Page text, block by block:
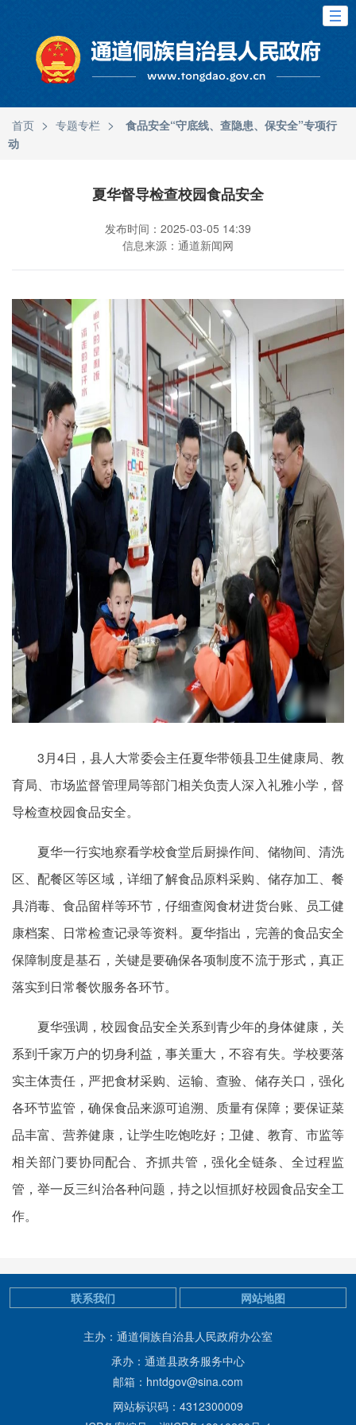
首页 > 专题专栏 >
食品安全“守底线、查隐患、保安全”专项行
动
夏华督导检查校园食品安全
发布时间：2025-03-05 14:39
信息来源：通道新闻网
3月4日，县人大常委会主任夏华带领县卫生健康局、教
育局、市场监督管理局等部门相关负责人深入礼雅小学，督
导检查校园食品安全。
夏华一行实地察看学校食堂后厨操作间、储物间、清洗
区、配餐区等区域，详细了解食品原料采购、储存加工、餐
具消毒、食品留样等环节，仔细查阅食材进货台账、员工健
康档案、日常检查记录等资料。夏华指出，完善的食品安全
保障制度是基石，关键是要确保各项制度不流于形式，真正
落实到日常餐饮服务各环节。
夏华强调，校园食品安全关系到青少年的身体健康，关
系到千家万户的切身利益，事关重大，不容有失。学校要落
实主体责任，严把食材采购、运输、查验、储存关口，强化
各环节监管，确保食品来源可追溯、质量有保障；要保证菜
品丰富、营养健康，让学生吃饱吃好；卫健、教育、市监等
相关部门要协同配合、齐抓共管，强化全链条、全过程监
管，举一反三纠治各种问题，持之以恒抓好校园食品安全工
作。
主办：通道侗族自治县人民政府办公室
承办：通道县政务服务中心
邮箱：hntdgov@sina.com
网站标识码：4312300009
联系我们 网站地图